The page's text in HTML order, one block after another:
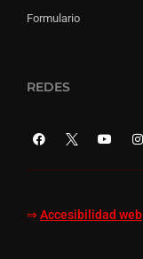
Formulario
REDES
⇒ Accesibilidad web